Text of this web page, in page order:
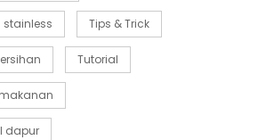
Tips & Trick
Tutorial
dapur